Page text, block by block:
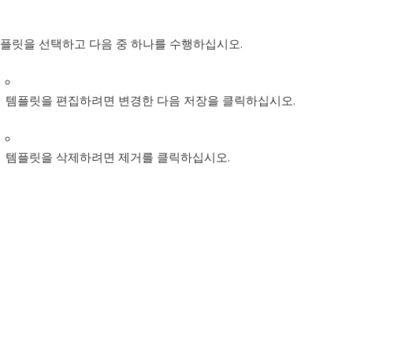
릿을 선택하고 다음 중 하나를 수행하십시오.
템플릿을 편집하려면 변경한 다음 저장을 클릭하십시오.
템플릿을 삭제하려면 제거를 클릭하십시오.